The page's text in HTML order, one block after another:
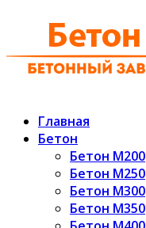
Главная
Бетон
Бетон М200
Бетон М250
Бетон М300
Бетон М350